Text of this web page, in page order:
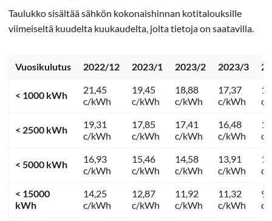
Taulukko sisältää sähkön kokonaishinnan kotitalouksille
viimeiseltä kuudelta kuukaudelta, jolta tietoja on saatavilla.
Vuosikulutus 2022/12 2023/1 2023/2 2023/3
< 1000 kWh
21,45
c/kWh
19,45
c/kWh
18,88
c/kWh
17,37
c/kWh
c/
< 2500 kWh
19,31
c/kWh
17,85
c/kWh
17,41
c/kWh
16,48
c/kWh
c/
< 5000 kWh
16,93
c/kWh
15,46
c/kWh
14,58
c/kWh
13,91
c/kWh
c/
< 15000
kWh
14,25
c/kWh
12,87
c/kWh
11,92
c/kWh
11,32
c/kWh
c/